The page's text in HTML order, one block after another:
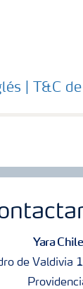
| T&C
Yara Chile
de Valdivia